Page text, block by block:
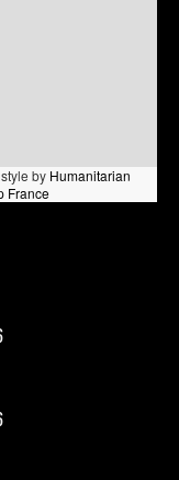
by Humanitarian
France